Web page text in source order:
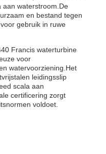
aan waterstroom.De
en bestand tegen
gebruik in ruwe
Francis waterturbine
voor
watervoorziening.Het
leidingsslip
scala aan
certificering zorgt
voldoet.